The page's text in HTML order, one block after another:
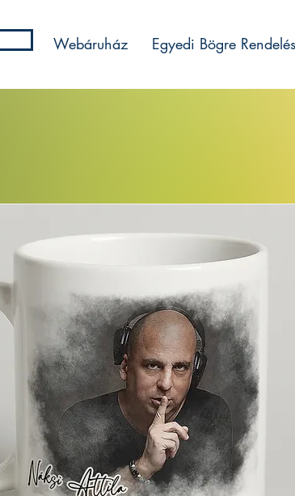
Webáruház Egyedi Bögre Rendelés